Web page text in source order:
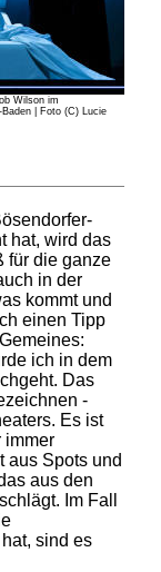
Wilson im
| Foto (C) Lucie
hat, wird das
für die ganze
in der
kommt und
einen Tipp
ich in dem
Das
-
Es ist
immer
aus Spots und
aus den
Im Fall
sind es